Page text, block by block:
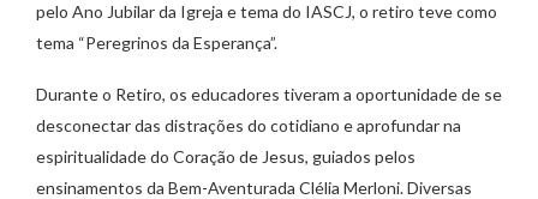
pelo Ano Jubilar da Igreja e tema do IASCJ, o retiro teve como
tema “Peregrinos da Esperança”.
Durante o Retiro, os educadores tiveram a oportunidade de se
desconectar das distrações do cotidiano e aprofundar na
espiritualidade do Coração de Jesus, guiados pelos
ensinamentos da Bem-Aventurada Clélia Merloni. Diversas